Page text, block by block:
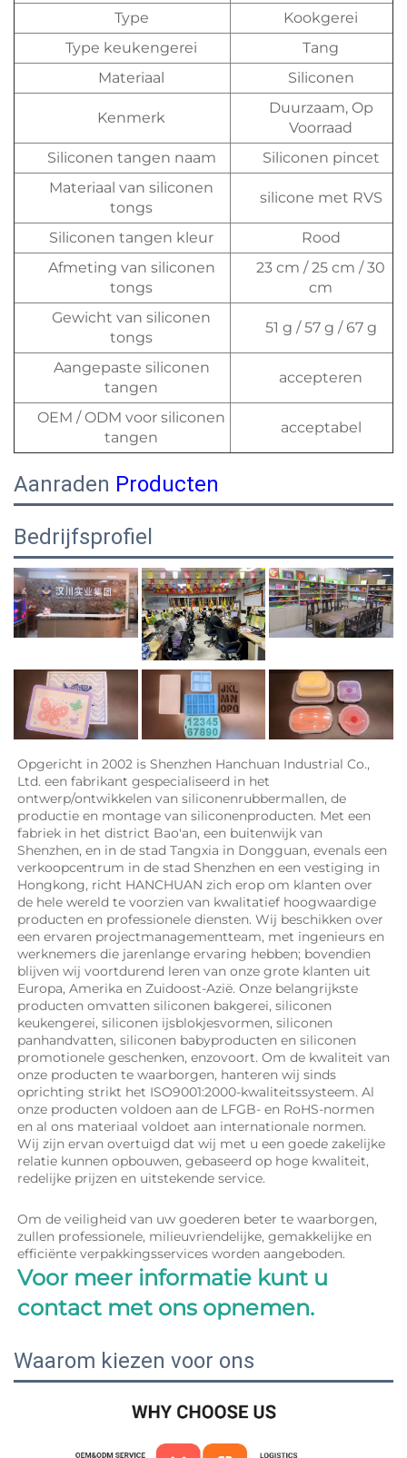
Type
Kookgerei
Type keukengerei
Tang
Materiaal
Siliconen
Kenmerk
Duurzaam, Op
Voorraad
Siliconen tangen naam
Siliconen pincet
Materiaal van siliconen
tongs
silicone met RVS
Siliconen tangen kleur
Rood
Afmeting van siliconen
tongs
23 cm / 25 cm / 30
cm
Gewicht van siliconen
tongs
51 g / 57 g / 67 g
Aangepaste siliconen
tangen
accepteren
OEM / ODM voor siliconen
tangen
acceptabel
Aanraden Producten
Bedrijfsprofiel
Opgericht in 2002 is Shenzhen Hanchuan Industrial Co.,
Ltd. een fabrikant gespecialiseerd in het
ontwerp/ontwikkelen van siliconenrubbermallen, de
productie en montage van siliconenproducten. Met een
fabriek in het district Bao'an, een buitenwijk van
Shenzhen, en in de stad Tangxia in Dongguan, evenals een
verkoopcentrum in de stad Shenzhen en een vestiging in
Hongkong, richt HANCHUAN zich erop om klanten over
de hele wereld te voorzien van kwalitatief hoogwaardige
producten en professionele diensten. Wij beschikken over
een ervaren projectmanagementteam, met ingenieurs en
werknemers die jarenlange ervaring hebben; bovendien
blijven wij voortdurend leren van onze grote klanten uit
Europa, Amerika en Zuidoost-Azië. Onze belangrijkste
producten omvatten siliconen bakgerei, siliconen
keukengerei, siliconen ijsblokjesvormen, siliconen
panhandvatten, siliconen babyproducten en siliconen
promotionele geschenken, enzovoort. Om de kwaliteit van
onze producten te waarborgen, hanteren wij sinds
oprichting strikt het ISO9001:2000-kwaliteitssysteem. Al
onze producten voldoen aan de LFGB- en RoHS-normen
en al ons materiaal voldoet aan internationale normen.
Wij zijn ervan overtuigd dat wij met u een goede zakelijke
relatie kunnen opbouwen, gebaseerd op hoge kwaliteit,
redelijke prijzen en uitstekende service.
Om de veiligheid van uw goederen beter te waarborgen,
zullen professionele, milieuvriendelijke, gemakkelijke en
Voor meer informatie kunt u
contact met ons opnemen.
Waarom kiezen voor ons